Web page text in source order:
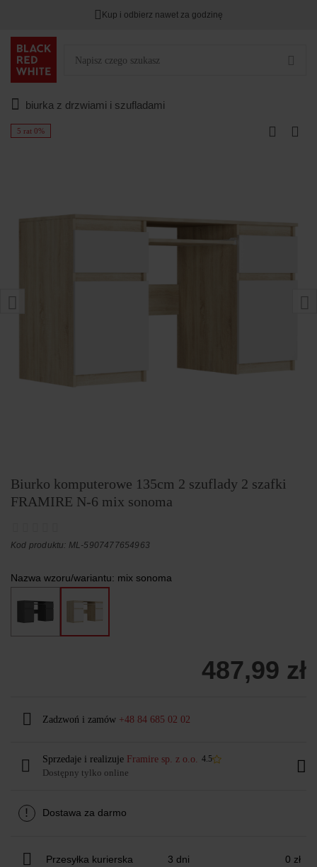
Kup i odbierz nawet za godzinę
biurka z drzwiami i szufladami
5 rat 0%
Biurko komputerowe 135cm 2 szuflady 2 szafki
FRAMIRE N-6 mix sonoma
Kod produktu: ML-5907477654963
Nazwa wzoru/wariantu: mix sonoma
487,99 zł
Zadzwoń i zamów +48 84 685 02 02
Sprzedaje i realizuje Framire sp. z o.o. 4.5
Dostępny tylko online
! Dostawa za darmo
Przesyłka kurierska 3 dni 0 zł